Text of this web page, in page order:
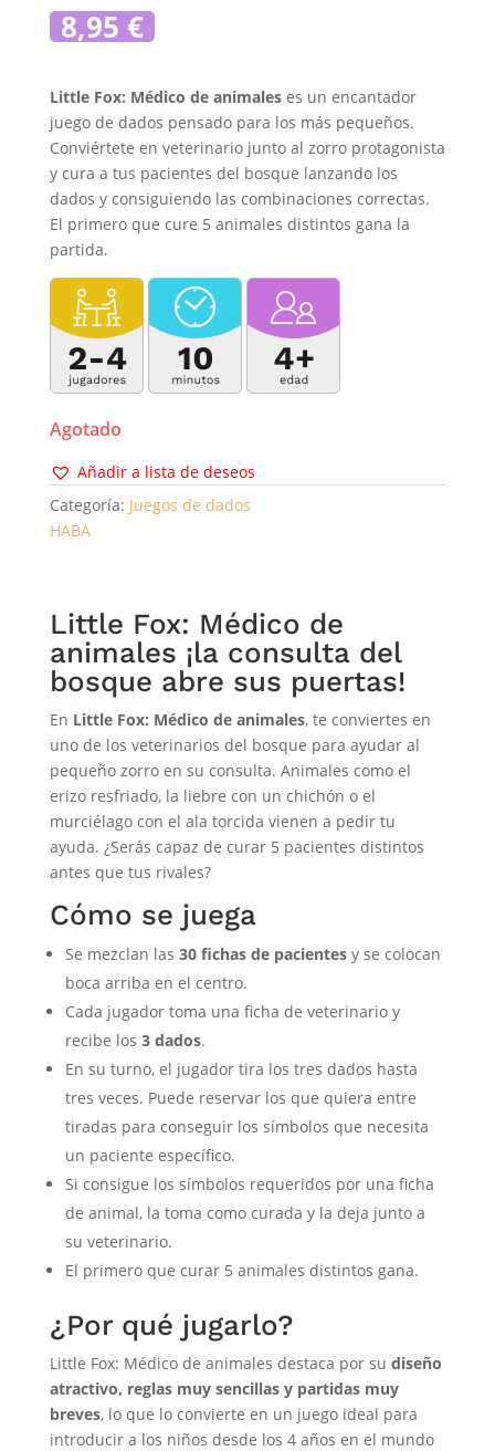
8,95 €
Little Fox: Médico de animaleses un encantador
juego de dados pensado para los más pequeños.
Conviértete en veterinario junto al zorro protagonista
y cura a tus pacientes del bosque lanzando los
dados y consiguiendo las combinaciones correctas.
El primero que cure 5 animales distintos gana la
partida.
Agotado
Añadir a lista de deseos
Categoría: Juegos de dados
HABA
Little Fox: Médico de
animales ¡la consulta del
bosque abre sus puertas!
En Little Fox: Médico de animales, te conviertes en
uno de los veterinarios del bosque para ayudar al
pequeño zorro en su consulta. Animales como el
erizo resfriado, la liebre con un chichón o el
murciélago con el ala torcida vienen a pedir tu
ayuda. ¿Serás capaz de curar 5 pacientes distintos
antes que tus rivales?
Cómo se juega
Se mezclan las 30 fichas de pacientesy se colocan
boca arriba en el centro.
Cada jugador toma una ficha de veterinario y
recibe los 3 dados.
En su turno, el jugador tira los tres dados hasta
tres veces. Puede reservar los que quiera entre
tiradas para conseguir los símbolos que necesita
un paciente específico.
Si consigue los símbolos requeridos por una ficha
de animal, la toma como curada y la deja junto a
su veterinario.
El primero que curar 5 animales distintos gana.
¿Por qué jugarlo?
Little Fox: Médico de animales destaca por su diseño
atractivo, reglas muy sencillas y partidas muy
breves, lo que lo convierte en un juego ideal para
introducir a los niños desde los 4 años en el mundo